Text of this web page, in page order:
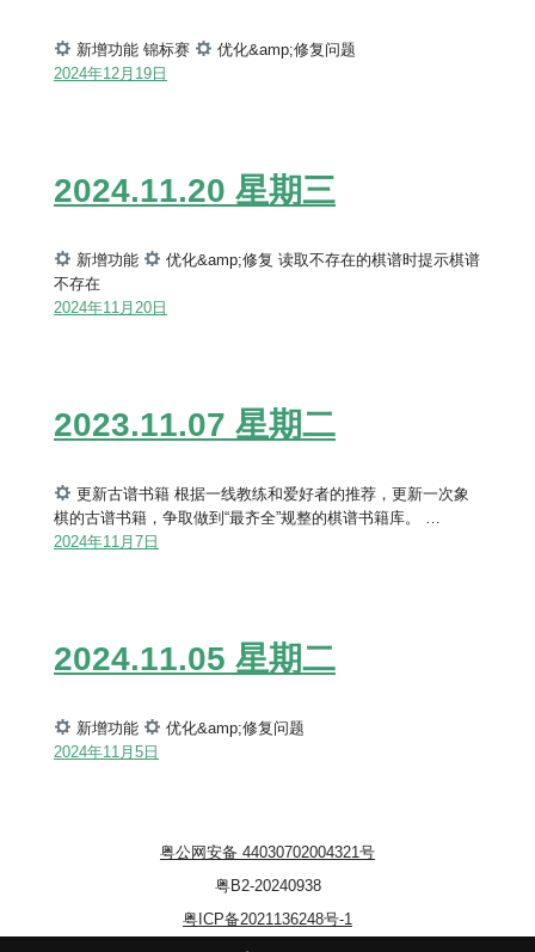
新增功能 锦标赛
优化&amp;修复问题
2024年12月19日
2024.11.20 星期三
新增功能
优化&amp;修复 读取不存在的棋谱时提示棋谱
不存在
2024年11月20日
2023.11.07 星期二
更新古谱书籍 根据一线教练和爱好者的推荐，更新一次象
棋的古谱书籍，争取做到“最齐全”规整的棋谱书籍库。 …
2024年11月7日
2024.11.05 星期二
新增功能
优化&amp;修复问题
2024年11月5日
粤公网安备 44030702004321号
粤B2-20240938
粤ICP备2021136248号-1